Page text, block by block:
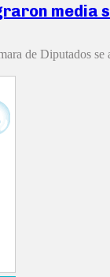
media
de Diputados